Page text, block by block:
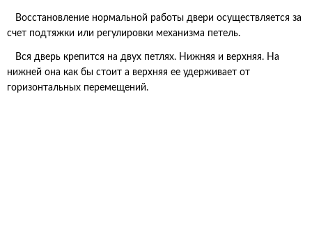
Восстановление нормальной работы двери осуществляется за
счет подтяжки или регулировки механизма петель.
Вся дверь крепится на двух петлях. Нижняя и верхняя. На
нижней она как бы стоит а верхняя ее удерживает от
горизонтальных перемещений.